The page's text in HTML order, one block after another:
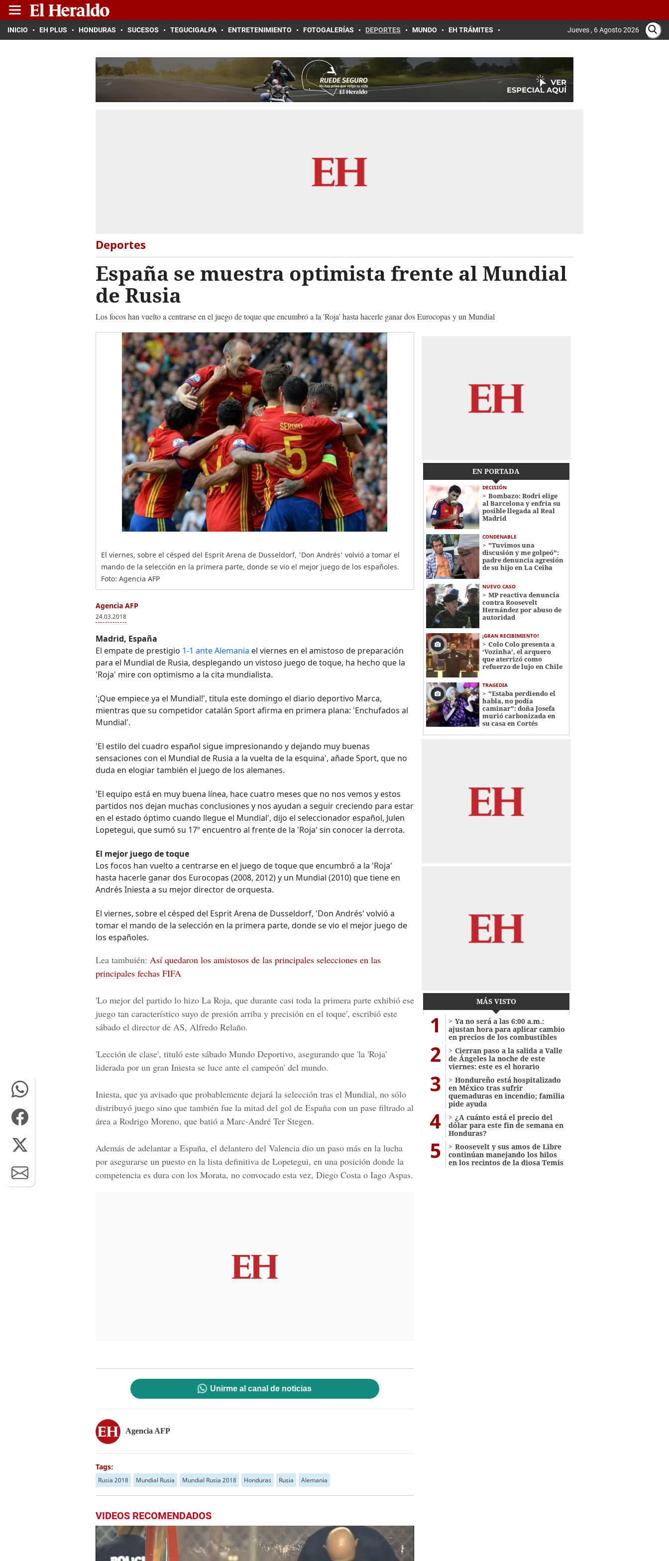
INICIO EH PLUS HONDURAS SUCESOS TEGUCIGALPA ENTRETENIMIENTO FOTOGALERÍAS DEPORTES MUNDO EH TRÁMITES Jueves , 6 Agosto 2026
Deportes
España se muestra optimista frente al Mundial
de Rusia
Los focos han vuelto a centrarse en el juego de toque que encumbró a la 'Roja' hasta hacerle ganar dos Eurocopas y un Mundial
El viernes, sobre el césped del Esprit Arena de Dusseldorf, 'Don Andrés' volvió a tomar el
mando de la selección en la primera parte, donde se vio el mejor juego de los españoles.
Foto: Agencia AFP
Agencia AFP
24.03.2018
Madrid, España
El empate de prestigio 1-1 ante Alemania el viernes en el amistoso de preparación
para el Mundial de Rusia, desplegando un vistoso juego de toque, ha hecho que la
'Roja' mire con optimismo a la cita mundialista.
'¡Que empiece ya el Mundial!', titula este domingo el diario deportivo Marca,
mientras que su competidor catalán Sport afirma en primera plana: 'Enchufados al
Mundial'.
'El estilo del cuadro español sigue impresionando y dejando muy buenas
sensaciones con el Mundial de Rusia a la vuelta de la esquina', añade Sport, que no
duda en elogiar también el juego de los alemanes.
'El equipo está en muy buena línea, hace cuatro meses que no nos vemos y estos
partidos nos dejan muchas conclusiones y nos ayudan a seguir creciendo para estar
en el estado óptimo cuando llegue el Mundial', dijo el seleccionador español, Julen
Lopetegui, que sumó su 17º encuentro al frente de la 'Roja' sin conocer la derrota.
El mejor juego de toque
Los focos han vuelto a centrarse en el juego de toque que encumbró a la 'Roja'
hasta hacerle ganar dos Eurocopas (2008, 2012) y un Mundial (2010) que tiene en
Andrés Iniesta a su mejor director de orquesta.
El viernes, sobre el césped del Esprit Arena de Dusseldorf, 'Don Andrés' volvió a
tomar el mando de la selección en la primera parte, donde se vio el mejor juego de
los españoles.
Lea tambuién: Así quedaron los amistosos de las principales selecciones en las
principales fechas FIFA
'Lo mejor del partido lo hizo La Roja, que durante casi toda la primera parte exhibió ese
juego tan característico suyo de presión arriba y precisión en el toque', escribió este
sábado el director de AS, Alfredo Relaño.
'Lección de clase', tituló este sábado Mundo Deportivo, asegurando que 'la 'Roja'
liderada por un gran Iniesta se luce ante el campeón' del mundo.
Iniesta, que ya avisado que probablemente dejará la selección tras el Mundial, no sólo
distribuyó juego sino que también fue la mitad del gol de España con un pase filtrado al
área a Rodrigo Moreno, que batió a Marc-André Ter Stegen.
Además de adelantar a España, el delantero del Valencia dio un paso más en la lucha
por asegurarse un puesto en la lista definitiva de Lopetegui, en una posición donde la
competencia es dura con los Morata, no convocado esta vez, Diego Costa o Iago Aspas.
Unirme al canal de noticias
Agencia AFP
Tags:
Rusia 2018 Mundial Rusia Mundial Rusia 2018 Honduras Rusia Alemania
VIDEOS RECOMENDADOS
EN PORTADA
DECISIÓN
Bombazo: Rodri elige
al Barcelona y enfría su
posible llegada al Real
Madrid
CONDENABLE
"Tuvimos una
discusión y me golpeó":
padre denuncia agresión
de su hijo en La Ceiba
NUEVO CASO
MP reactiva denuncia
contra Roosevelt
Hernández por abuso de
autoridad
¡GRAN RECIBIMIENTO!
Colo Colo presenta a
‘Vozinha’, el arquero
que aterrizó como
refuerzo de lujo en Chile
TRAGEDIA
"Estaba perdiendo el
habla, no podía
caminar": doña Josefa
murió carbonizada en
su casa en Cortés
MÁS VISTO
1
Ya no será a las 6:00 a.m.:
ajustan hora para aplicar cambio
en precios de los combustibles
2
Cierran paso a la salida a Valle
de Ángeles la noche de este
viernes: este es el horario
3
Hondureño está hospitalizado
en México tras sufrir
quemaduras en incendio; familia
pide ayuda
4
¿A cuánto está el precio del
dólar para este fin de semana en
Honduras?
5
Roosevelt y sus amos de Libre
continúan manejando los hilos
en los recintos de la diosa Temis